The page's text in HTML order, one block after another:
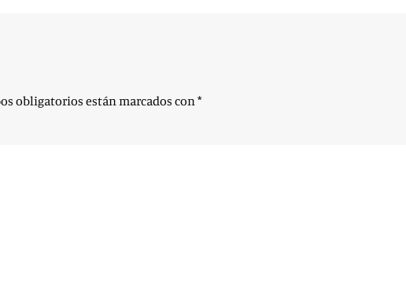
obligatorios están marcados con*